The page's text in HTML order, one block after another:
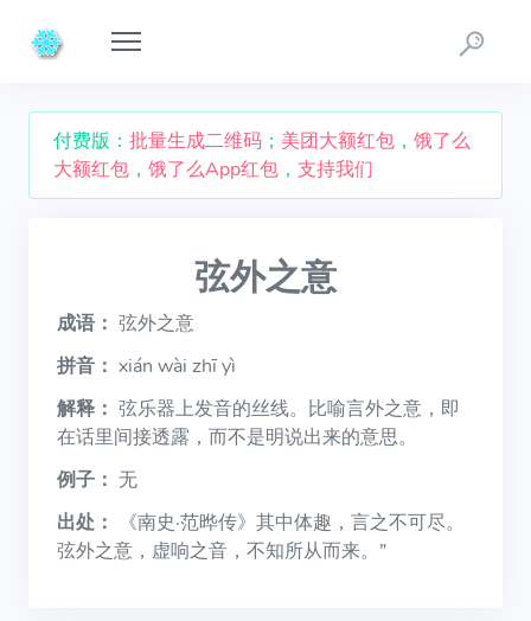
付费版： 批量生成二维码 ； 美团大额红包 ， 饿了么
大额红包 ， 饿了么App红包 ， 支持我们
弦外之意
成语： 弦外之意
拼音： xián wài zhī yì
解释： 弦乐器上发音的丝线。比喻言外之意，即
在话里间接透露，而不是明说出来的意思。
例子： 无
出处：
《南史·范晔传》其中体趣，言之不可尽。
弦外之意，虚响之音，不知所从而来。”